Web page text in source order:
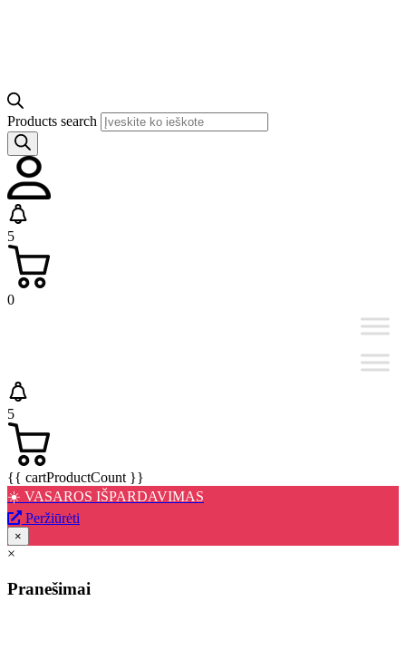
Products search
5
0
5
{{ cartProductCount }}
☀️ VASAROS IŠPARDAVIMAS
Peržiūrėti
×
×
Pranešimai